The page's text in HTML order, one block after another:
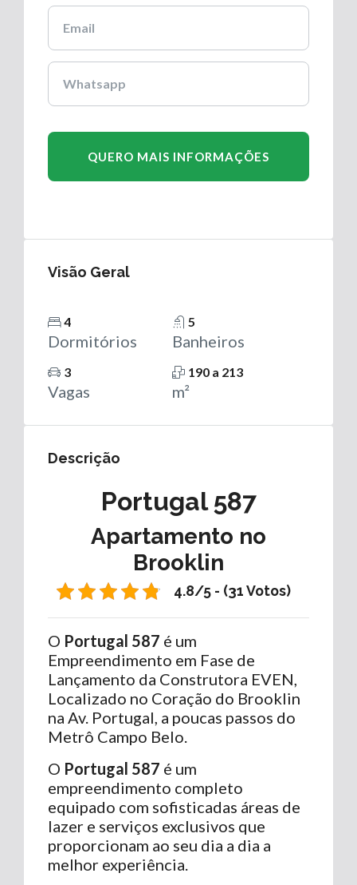
Visão Geral
4
Dormitórios
5
Banheiros
3
Vagas
190 a 213
m²
Descrição
Portugal 587
Apartamento no
Brooklin
4.8/5 - (31 Votos)
O Portugal 587 é um
Empreendimento em Fase de
Lançamento da Construtora EVEN,
Localizado no Coração do Brooklin
na Av. Portugal, a poucas passos do
Metrô Campo Belo.
O Portugal 587 é um
empreendimento completo
equipado com sofisticadas áreas de
lazer e serviços exclusivos que
proporcionam ao seu dia a dia a
melhor experiência.